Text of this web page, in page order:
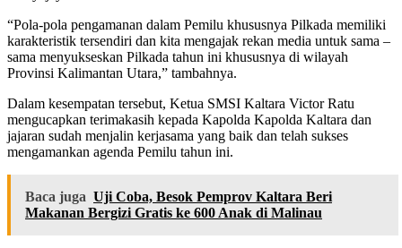
“Pola-pola pengamanan dalam Pemilu khususnya Pilkada memiliki
karakteristik tersendiri dan kita mengajak rekan media untuk sama –
sama menyukseskan Pilkada tahun ini khususnya di wilayah
Provinsi Kalimantan Utara,” tambahnya.
Dalam kesempatan tersebut, Ketua SMSI Kaltara Victor Ratu
mengucapkan terimakasih kepada Kapolda Kapolda Kaltara dan
jajaran sudah menjalin kerjasama yang baik dan telah sukses
mengamankan agenda Pemilu tahun ini.
Baca juga Uji Coba, Besok Pemprov Kaltara Beri
Makanan Bergizi Gratis ke 600 Anak di Malinau